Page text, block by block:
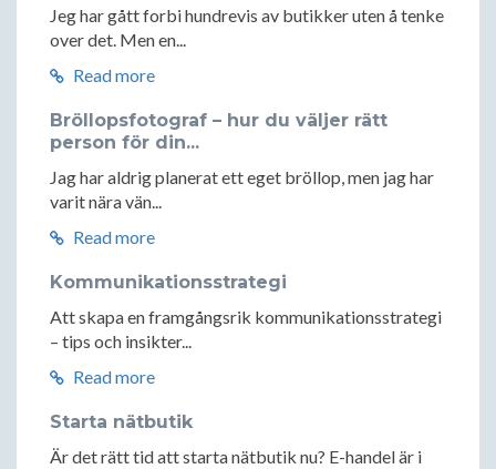
Jeg har gått forbi hundrevis av butikker uten å tenke
over det. Men en...
Read more
Bröllopsfotograf – hur du väljer rätt
person för din...
Jag har aldrig planerat ett eget bröllop, men jag har
varit nära vän...
Read more
Kommunikationsstrategi
Att skapa en framgångsrik kommunikationsstrategi
– tips och insikter...
Read more
Starta nätbutik
Är det rätt tid att starta nätbutik nu? E-handel är i